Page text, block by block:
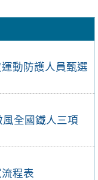
動防護人員甄選
全國鐵人三項
程表